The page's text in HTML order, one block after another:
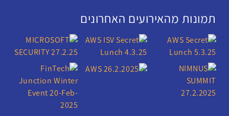
תמונות מהאירועים האחרונים